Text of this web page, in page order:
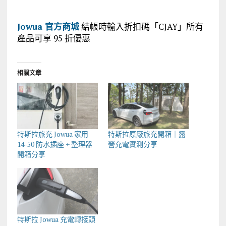
Jowua 官方商城結帳時輸入折扣碼「CJAY」所有
產品可享 95 折優惠
相關文章
特斯拉旅充 Jowua 家用
14-50 防水插座 + 整理器
開箱分享
特斯拉原廠旅充開箱｜露
營充電實測分享
特斯拉 Jowua 充電轉接頭